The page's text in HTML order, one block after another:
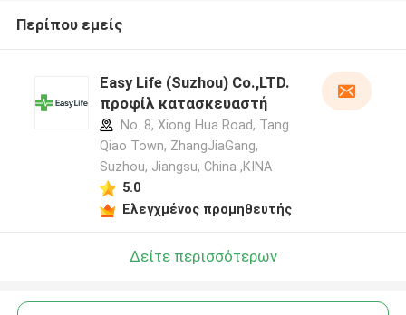
Περίπου εμείς
Easy Life (Suzhou) Co.,LTD.
προφίλ κατασκευαστή
No. 8, Xiong Hua Road, Tang
Qiao Town, ZhangJiaGang,
Suzhou, Jiangsu, China ,ΚΙΝΑ
5.0
Ελεγχμένος προμηθευτής
Δείτε περισσότερων